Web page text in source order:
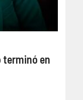
terminó en